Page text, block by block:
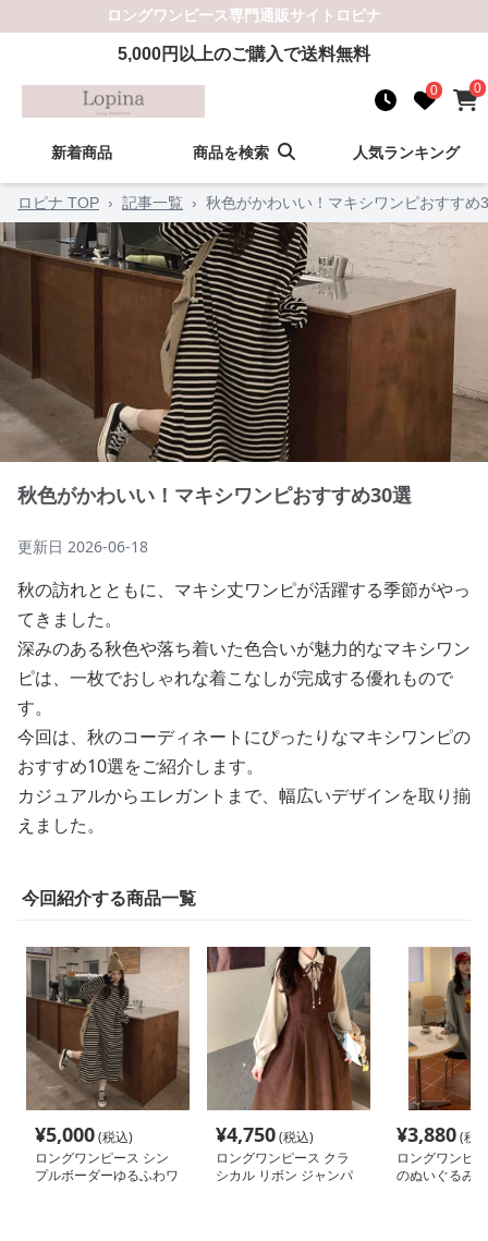
ロングワンピース専門通販サイト ロピナ
5,000円以上のご購入で送料無料
0 0
新着商品 商品を検索 人気ランキング
ロピナ TOP › 記事一覧 › 秋色がかわいい！マキシワンピおすすめ
秋色がかわいい！マキシワンピおすすめ30選
更新日 2026-06-18
秋の訪れとともに、マキシ丈ワンピが活躍する季節がやっ
てきました。
深みのある秋色や落ち着いた色合いが魅力的なマキシワン
ピは、一枚でおしゃれな着こなしが完成する優れもので
す。
今回は、秋のコーディネートにぴったりなマキシワンピの
おすすめ10選をご紹介します。
カジュアルからエレガントまで、幅広いデザインを取り揃
えました。
今回紹介する商品一覧
¥5,000(税込)
ロングワンピース シン
プルボーダーゆるふわワ
¥4,750(税込)
ロングワンピース クラ
シカル リボン ジャンパ
¥3,880(税
ロングワンピ
のぬいぐるみ